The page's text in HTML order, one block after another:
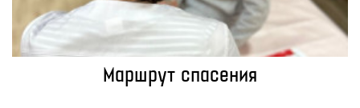
Маршрут спасения